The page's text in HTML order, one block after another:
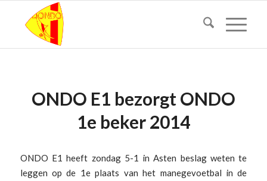
ONDO E1 bezorgt ONDO
1e beker 2014
ONDO E1 heeft zondag 5-1 in Asten beslag weten te
leggen op de 1e plaats van het manegevoetbal in de